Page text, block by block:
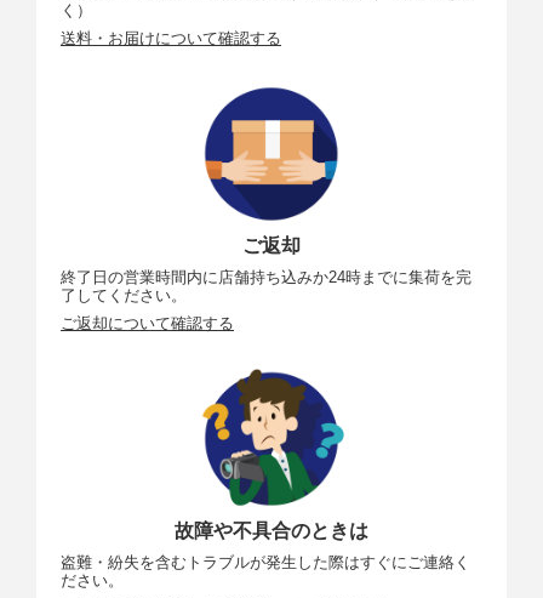
く）
送料・お届けについて確認する
ご返却
終了日の営業時間内に店舗持ち込みか24時までに集荷を完
了してください。
ご返却について確認する
故障や不具合のときは
盗難・紛失を含むトラブルが発生した際はすぐにご連絡く
ださい。